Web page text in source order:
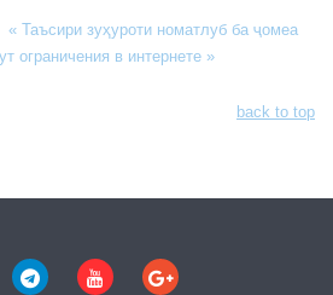
« Таъсири зуҳуроти номатлуб ба ҷомеа
ограничения в интернете »
back to top